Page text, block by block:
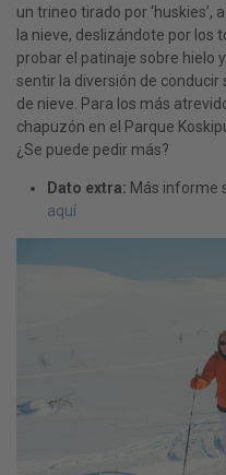
un trineo tirado por ‘huskies’,
la nieve, deslizándote por los
probar el patinaje sobre hielo
sentir la diversión de conducir
de nieve. Para los más
chapuzón en el Parque
¿Se puede pedir más?
Dato extra: Más informe
aquí